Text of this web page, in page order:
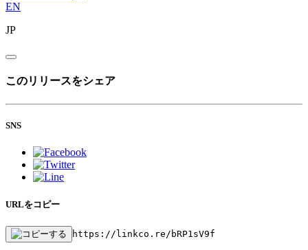
EN
JP
このリリースをシェア
SNS
URLをコピー
https://linkco.re/bRP1sV9f